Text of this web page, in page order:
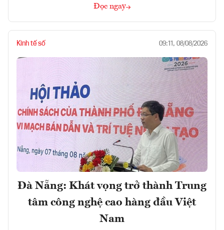
Đọc ngay
Kinh tế số 09:11, 08/08/2026
Đà Nẵng: Khát vọng trở thành Trung
tâm công nghệ cao hàng đầu Việt
Nam